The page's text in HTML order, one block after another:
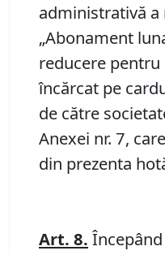
administrativă
„Abonament
reducere pentru
încărcat pe
de către
Anexei nr. 7,
din prezenta
Art. 8.